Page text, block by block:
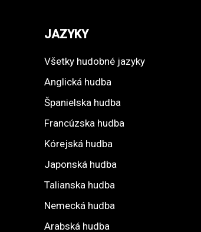
JAZYKY
Všetky hudobné jazyky
Anglická hudba
Španielska hudba
Francúzska hudba
Kórejská hudba
Japonská hudba
Talianska hudba
Nemecká hudba
Arabská hudba